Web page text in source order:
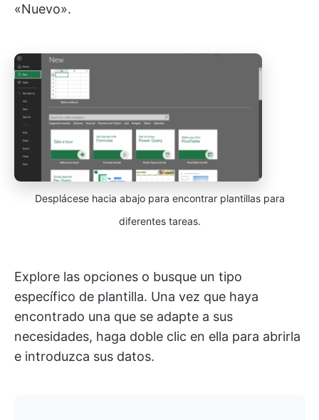
«Nuevo».
Desplácese hacia abajo para encontrar plantillas para
diferentes tareas.
Explore las opciones o busque un tipo
específico de plantilla. Una vez que haya
encontrado una que se adapte a sus
necesidades, haga doble clic en ella para abrirla
e introduzca sus datos.